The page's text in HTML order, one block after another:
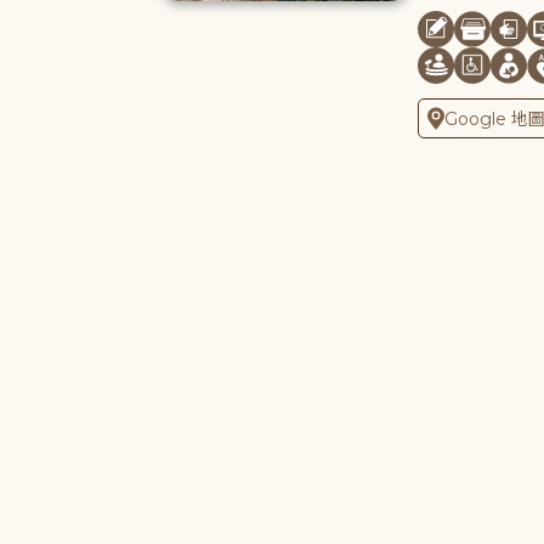
Google 地